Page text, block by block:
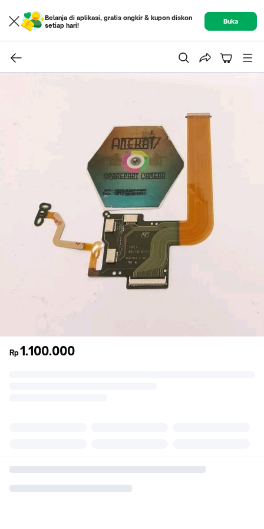
Belanja di aplikasi, gratis ongkir & kupon diskon
setiap hari!
Buka
Rp1.100.000